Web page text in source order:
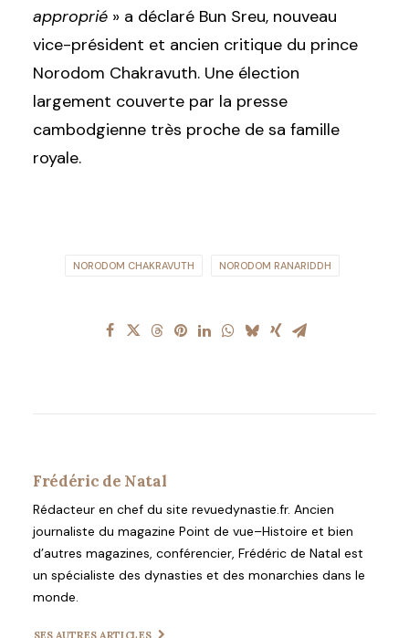
approprié » a déclaré Bun Sreu, nouveau
vice-président et ancien critique du prince
Norodom Chakravuth. Une élection
largement couverte par la presse
cambodgienne très proche de sa famille
royale.
NORODOM CHAKRAVUTH NORODOM RANARIDDH
Frédéric de Natal
Rédacteur en chef du site revuedynastie.fr. Ancien
journaliste du magazine Point de vue–Histoire et bien
d’autres magazines, conférencier, Frédéric de Natal est
un spécialiste des dynasties et des monarchies dans le
monde.
SES AUTRES ARTICLES